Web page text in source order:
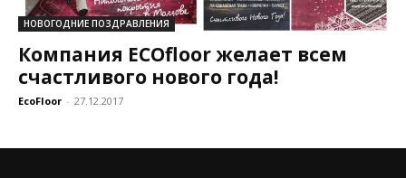
НОВОГОДНИЕ ПОЗДРАВЛЕНИЯ
Компания ECOfloor желает всем
счастливого нового года!
EcoFloor - 27.12.2017